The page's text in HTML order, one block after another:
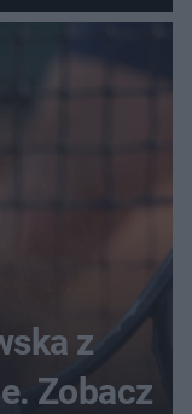
z
Zobacz